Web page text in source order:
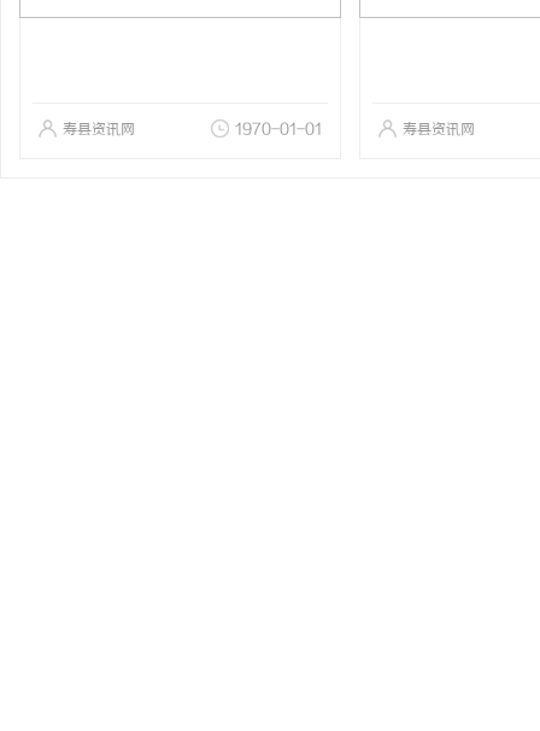
寿县资讯网 1970-01-01 寿县资讯网